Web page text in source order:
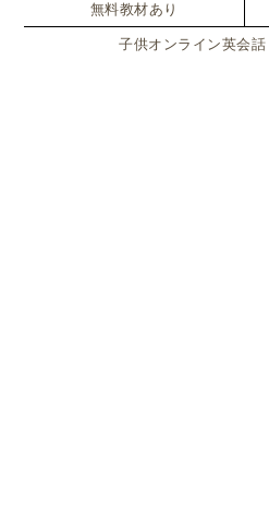
無料教材あり
子供オンライン英会